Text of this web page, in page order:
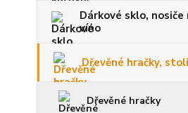
Dárkové sklo, nosiče
víno
Dřevěné hračky,
Dřevěné hračky